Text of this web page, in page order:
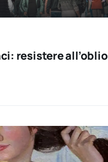
resistere all’oblio